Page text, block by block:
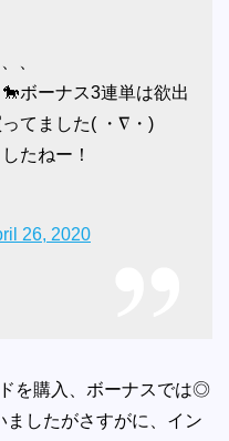
、
ボーナス3連単は欲出
てました( ・∇・)
たねー！
26, 2020
を購入、ボーナスでは◎
ましたがさすがに、イン